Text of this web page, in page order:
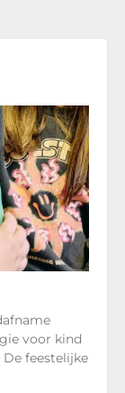
voor kind
feestelijke